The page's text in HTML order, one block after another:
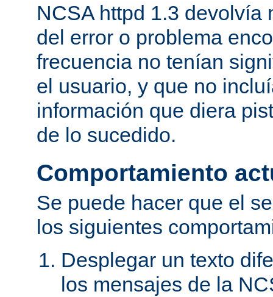
NCSA httpd 1.3 devolvía
del error o problema
frecuencia no tenían
el usuario, y que no
información que diera
de lo sucedido.
Comportamiento
Se puede hacer que el
los siguientes
Desplegar un texto
los mensajes de la